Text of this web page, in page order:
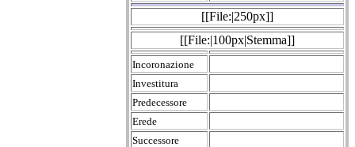
[[File:|250px]]
[[File:|100px|Stemma]]
Incoronazione
Investitura
Predecessore
Erede
Successore